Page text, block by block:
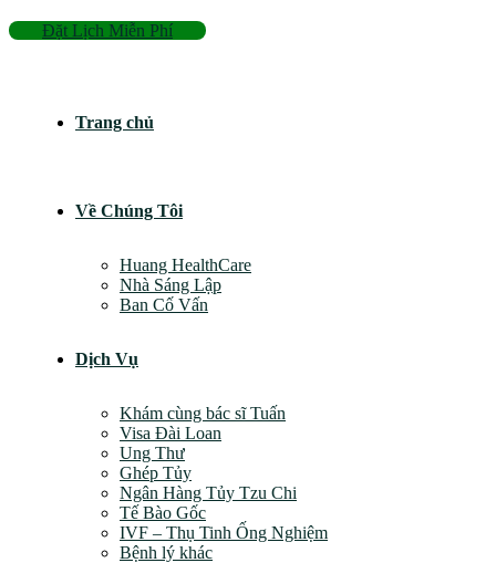
Đặt Lịch Miễn Phí
Trang chủ
Về Chúng Tôi
Huang HealthCare
Nhà Sáng Lập
Ban Cố Vấn
Dịch Vụ
Khám cùng bác sĩ Tuấn
Visa Đài Loan
Ung Thư
Ghép Tủy
Ngân Hàng Tủy Tzu Chi
Tế Bào Gốc
IVF – Thụ Tinh Ống Nghiệm
Bệnh lý khác